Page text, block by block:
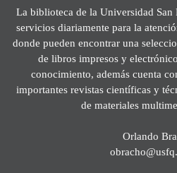
La biblioteca de la Universidad San
servicios diariamente para la
donde pueden encontrar una
de libros impresos y
conocimiento, además cuenta
importantes revistas científicas y
de materiales
Orlando